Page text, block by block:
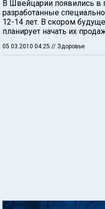
В Швейцарии появились в
разработанные
12-14 лет. В скором
планирует начать их
05.03.2010 04:25 // Здоровье